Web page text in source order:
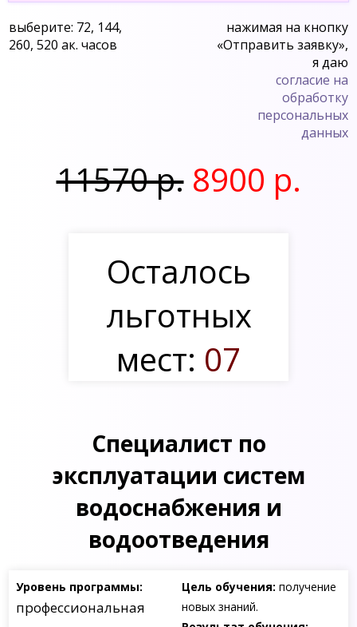
выберите: 72, 144,
260, 520 ак. часов
нажимая на кнопку
«Отправить заявку»,
я даю
согласие на
обработку
персональных
данных
11570 р. 8900 р.
Осталось
льготных
мест: 07
Специалист по
эксплуатации систем
водоснабжения и
водоотведения
Уровень программы:
профессиональная
Цель обучения: получение
новых знаний.